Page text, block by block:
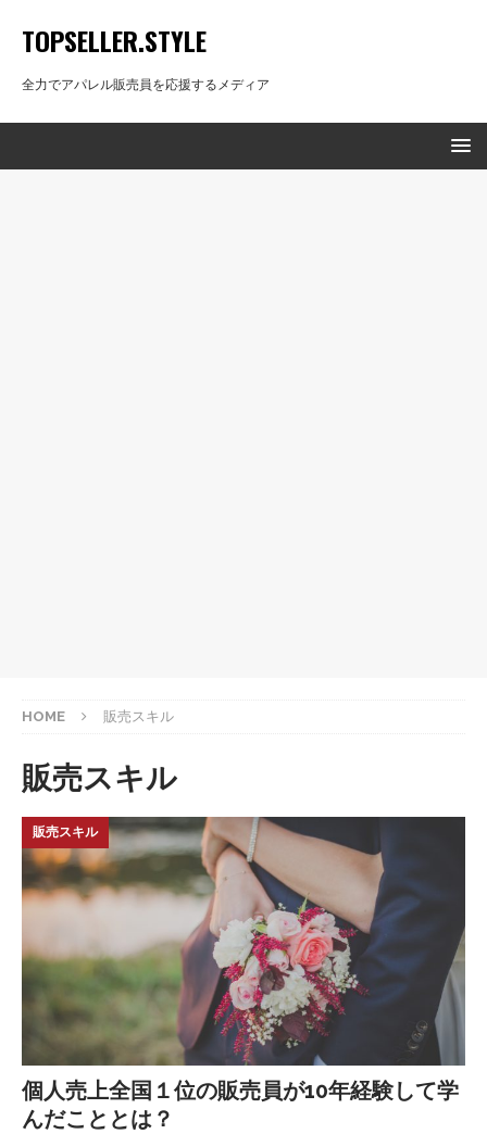
TOPSELLER.STYLE
全力でアパレル販売員を応援するメディア
HOME 販売スキル
販売スキル
販売スキル
個人売上全国１位の販売員が10年経験して学
んだこととは？